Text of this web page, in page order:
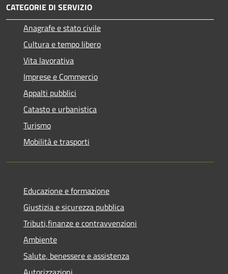
CATEGORIE DI SERVIZIO
Anagrafe e stato civile
Cultura e tempo libero
Vita lavorativa
Imprese e Commercio
Appalti pubblici
Catasto e urbanistica
Turismo
Mobilità e trasporti
Educazione e formazione
Giustizia e sicurezza pubblica
Tributi,finanze e contravvenzioni
Ambiente
Salute, benessere e assistenza